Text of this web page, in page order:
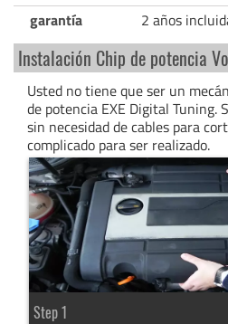
garantía
2 años
Instalación Chip de potencia
Usted no tiene que ser un
de potencia EXE Digital Tuning.
sin necesidad de cables para
complicado para ser realizado.
Step 1